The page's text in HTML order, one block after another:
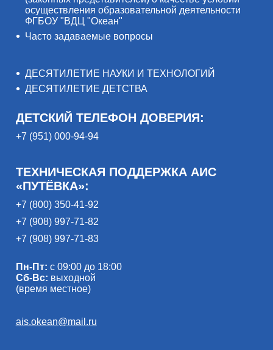
осуществления образовательной деятельности
ФГБОУ "ВДЦ "Океан"
Часто задаваемые вопросы
ДЕСЯТИЛЕТИЕ НАУКИ И ТЕХНОЛОГИЙ
ДЕСЯТИЛЕТИЕ ДЕТСТВА
ДЕТСКИЙ ТЕЛЕФОН ДОВЕРИЯ:
+7 (951) 000-94-94
ТЕХНИЧЕСКАЯ ПОДДЕРЖКА АИС
«ПУТЁВКА»:
+7 (800) 350-41-92
+7 (908) 997-71-82
+7 (908) 997-71-83
Пн-Пт: с 09:00 до 18:00
Сб-Вс: выходной
(время местное)
ais.okean@mail.ru